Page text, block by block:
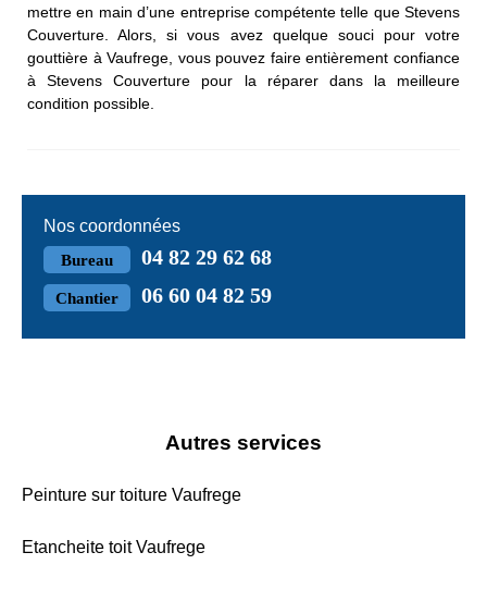
mettre en main d’une entreprise compétente telle que Stevens
Couverture. Alors, si vous avez quelque souci pour votre
gouttière à Vaufrege, vous pouvez faire entièrement confiance
à Stevens Couverture pour la réparer dans la meilleure
condition possible.
Nos coordonnées
Bureau 04 82 29 62 68
Chantier 06 60 04 82 59
Autres services
Peinture sur toiture Vaufrege
Etancheite toit Vaufrege